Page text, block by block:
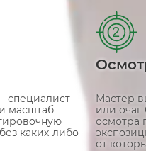
специалист
масштаб
каких-либо
2
Мастер
или
осмотра
от